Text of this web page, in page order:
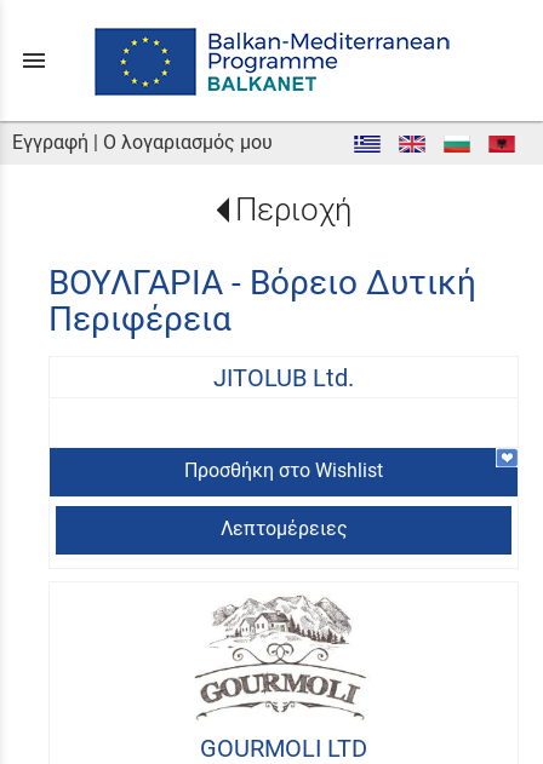
menu
Εγγραφή | Ο λογαριασμός μου
Περιοχή
ΒΟΥΛΓΑΡΙΑ - Βόρειο Δυτική
Περιφέρεια
JITOLUB Ltd.
Προσθήκη στο Wishlist
Λεπτομέρειες
GOURMOLI LTD